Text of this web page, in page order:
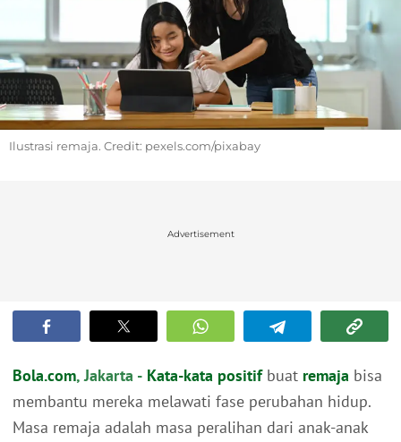
Ilustrasi remaja. Credit: pexels.com/pixabay
Advertisement
Bola.com, Jakarta - Kata-kata positifbuat remaja bisa
membantu mereka melawati fase perubahan hidup.
Masa remaja adalah masa peralihan dari anak-anak